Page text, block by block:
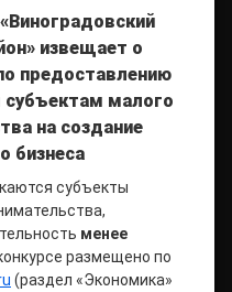
извещает о
предоставлению
малого
на создание
бизнеса
субъекты
менее
размещено по
(раздел «Экономика»